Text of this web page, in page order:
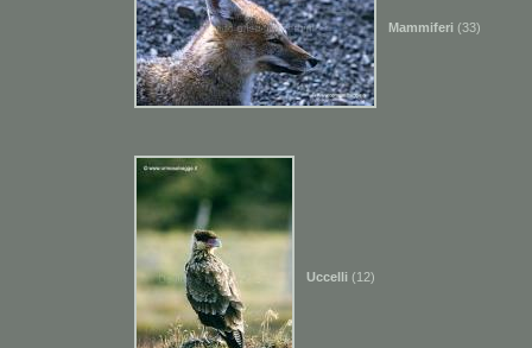
Mammiferi (33)
Uccelli (12)